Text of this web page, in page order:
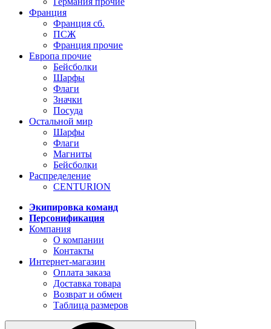
Франция
Франция сб.
ПСЖ
Франция прочие
Европа прочие
Бейсболки
Шарфы
Флаги
Значки
Посуда
Остальной мир
Шарфы
Флаги
Магниты
Бейсболки
Распределение
CENTURION
Экипировка команд
Персонификация
Компания
О компании
Контакты
Интернет-магазин
Оплата заказа
Доставка товара
Возврат и обмен
Таблица размеров